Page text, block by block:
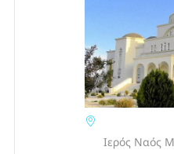
Ιερός Ναός